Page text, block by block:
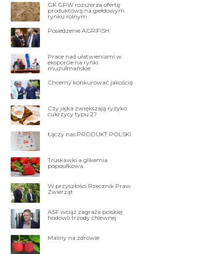
GK GPW rozszerza ofertę
produktową na giełdowym
rynku rolnym
Posiedzenie AGRIFISH
Prace nad ułatwieniami w
eksporcie na rynki
muzułmańskie
Chcemy konkurować jakością
Czy jajka zwiększają ryzyko
cukrzycy typu 2?
Łączy nas PRODUKT POLSKI
Truskawki a glikemia
poposiłkowa
W przyszłości Rzecznik Praw
Zwierząt
ASF wciąż zagraża polskiej
hodowli trzody chlewnej
Maliny na zdrowie